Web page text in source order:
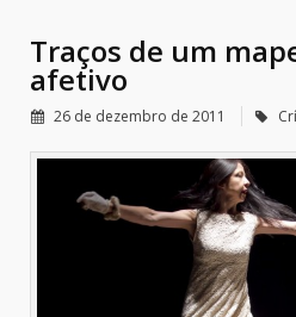
Traços de um
afetivo
26 de dezembro de 2011